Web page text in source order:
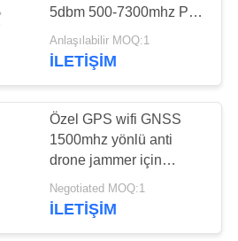
5dbm 500-7300mhz PA
güç amplifikatörü
Anlaşılabilir MOQ:1
İLETIŞIM
Özel GPS wifi GNSS
1500mhz yönlü anti
drone jammer için
periyodik anten kaydı
Negotiated MOQ:1
İLETIŞIM